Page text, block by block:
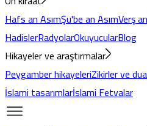
Hafs an AsımŞu'be an AsımVerş
HadislerRadyolarOkuyucularBlog
Hikayeler ve araştırmalar
Peygamber hikayeleriZikirler ve
İslami tasarımlarİslami Fetvalar